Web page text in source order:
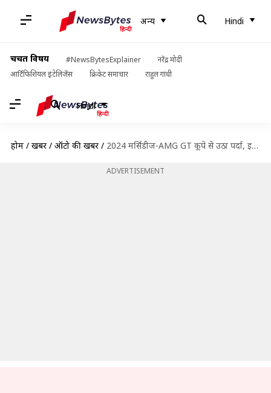
अन्य Hindi
चर्चित विषय #NewsBytesExplainer
नरेंद्र मोदी
आर्टिफिशियल इंटेलिजेंस
क्रिकेट समाचार राहुल गांधी
Hindi
होम / खबरें / ऑटो की खबरें / 2024 मर्सिडीज-AMG GT कूपे से उठा पर्दा, इन फीचर्स के साथ दस्तक देगी यह कार
ADVERTISEMENT